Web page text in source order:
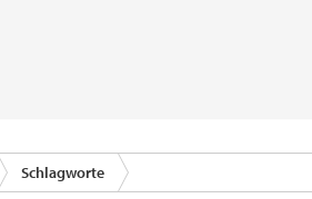
Schlagworte